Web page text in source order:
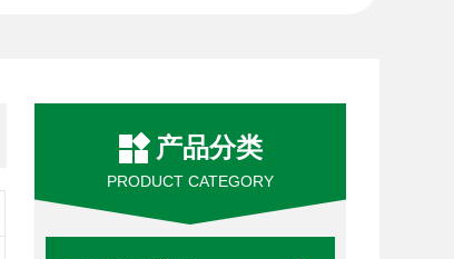
产品分类
PRODUCT CATEGORY